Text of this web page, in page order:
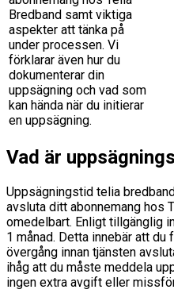
Bredband samt viktiga
aspekter att tänka på
under processen. Vi
förklarar även hur du
dokumenterar din
uppsägning och vad som
kan hända när du initierar
en uppsägning.
Vad är
Uppsägningstid telia
avsluta ditt abonnemang hos
omedelbart. Enligt tillgänglig
1 månad. Detta innebär att
övergång innan tjänsten
ihåg att du måste meddela
ingen extra avgift eller